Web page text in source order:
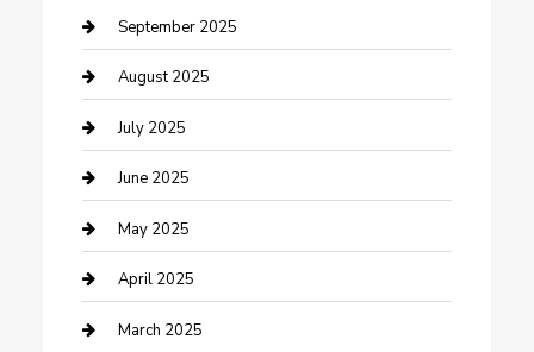
Car Wash
Careers and Recruitment
Carpet Cleaning
Casino
Caterer
Chemical Exporter
Chimney Services
September 2025
August 2025
July 2025
June 2025
May 2025
April 2025
March 2025